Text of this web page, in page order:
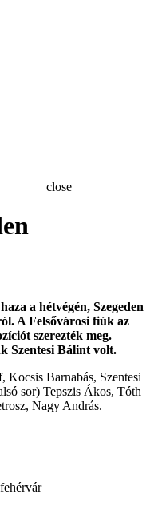
close
a hétvégén, Szegeden
A Felsővárosi fiúk az
szerezték meg.
Szentesi Bálint volt.
Kocsis Barnabás, Szentesi
sor) Tepszis Ákos, Tóth
Nagy András.